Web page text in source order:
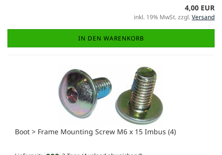
4,00 EUR
inkl. 19% MwSt. zzgl.Versand
IN DEN WARENKORB
Boot > Frame Mounting Screw M6 x 15 Imbus (4)